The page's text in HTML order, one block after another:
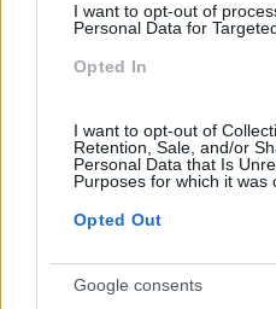
I want to opt-out of
Personal Data for
Opted In
I want to opt-out of
Retention, Sale, and/or
Personal Data that Is
Purposes for which it was
Opted Out
Google consents
Feedback Fora Do
Pesquisa